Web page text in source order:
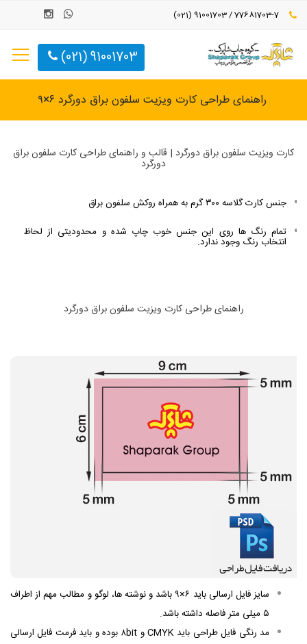
91001703 (021)
راهنمای طراحی کارت ویزیت سلفون براق دورگرد ۶×۹
کارت ویزیت سلفون براق دورگرد | قالب و راهنمای طراحی کارت سلفون براق
دورگرد
جنس کارت گلاسه ۳۰۰ گرم به همراه روکش سلفون براق
تمام رنگ ها روی این جنس خوب چاپ شده و محدودیتی از لحاظ
انتخاب رنگ وجود ندارد.
راهنمای طراحی کارت ویزیت سلفون براق دورگرد
سایز فایل ارسالی باید ۶×۹ باشد و نوشته ها، لوگو و مطالب مهم از اطراف
۵ میلی متر فاصله داشته باشد.
مد رنگی فایل طراحی باید CMYK و ۸bit بوده و باید
فرمت فایل ارسالی